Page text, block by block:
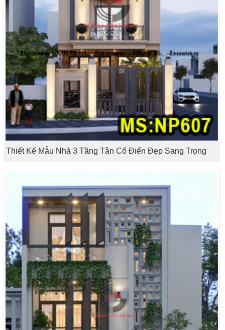
Thiết Kế Mẫu Nhà 3 Tầng Tân Cổ Điển Đẹp Sang Trọng